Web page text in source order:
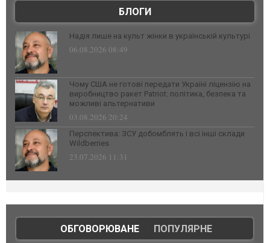
БЛОГИ
Надія лише на культ жінки в українській культурі
06.08.2026 08:49
Чому США не готові передати Україні ліцензію на
виробництво ракет Patriot: політика, безпека та
можливі альтернативи
03.08.2026 20:24
Перспектива: ЗСУ добомблять і всі інші склади
Wildberries
23.07.2026 11:31
ОБГОВОРЮВАНЕ| ПОПУЛЯРНЕ